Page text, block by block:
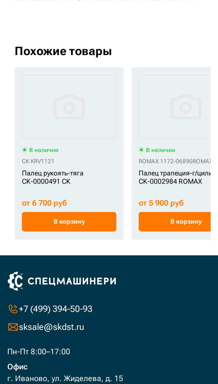
Похожие товары
В наличии
СК KRV1121
Палец рукоять-тяга
СК-0000491 СК
от 6 700 руб
В корзину
В наличии
ROMAX 1172-06890ROMAX
Палец трапеция-г/
СК-0002984 ROMAX
от 5 900 руб
В корзину
+7 (499) 394-50-93
sksale@skdst.ru
Пн-Пт 8:00–17:00
Офис
г. Иваново, ул. Жиделева, д. 15